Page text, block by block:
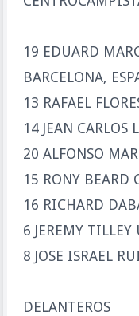
19 EDUARD
BARCELONA,
13 RAFAEL
14 JEAN CARLOS
20 ALFONSO
15 RONY BEARD
16 RICHARD
6 JEREMY
8 JOSE ISRAEL
DELANTEROS